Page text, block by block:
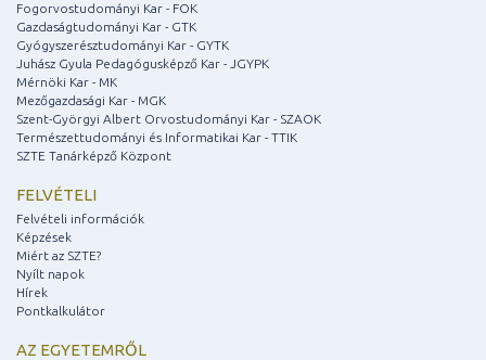
Fogorvostudományi Kar - FOK
Gazdaságtudományi Kar - GTK
Gyógyszerésztudományi Kar - GYTK
Juhász Gyula Pedagógusképző Kar - JGYPK
Mérnöki Kar - MK
Mezőgazdasági Kar - MGK
Szent-Györgyi Albert Orvostudományi Kar - SZAOK
Természettudományi és Informatikai Kar - TTIK
SZTE Tanárképző Központ
FELVÉTELI
Felvételi információk
Képzések
Miért az SZTE?
Nyílt napok
Hírek
Pontkalkulátor
AZ EGYETEMRŐL